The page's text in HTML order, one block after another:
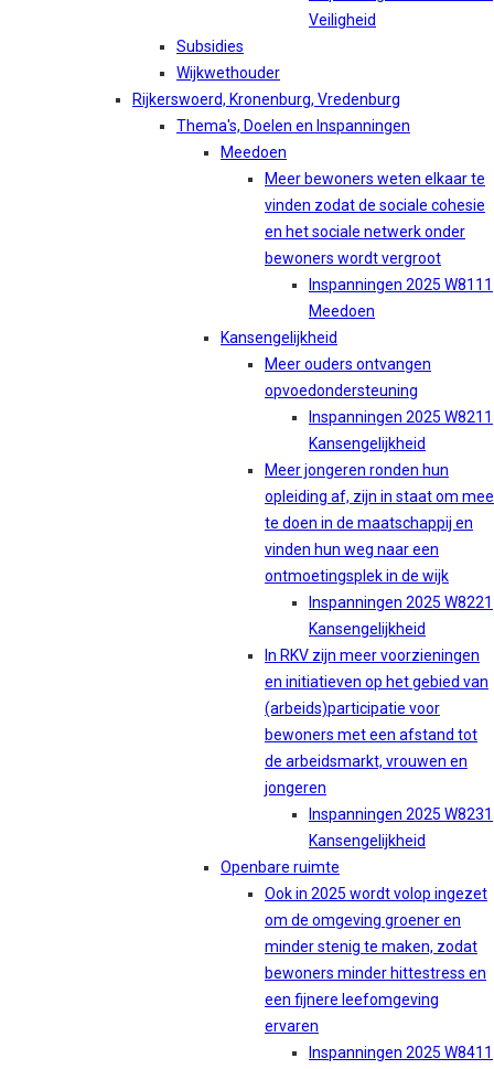
Veiligheid
Subsidies
Wijkwethouder
Rijkerswoerd, Kronenburg, Vredenburg
Thema's, Doelen en Inspanningen
Meedoen
Meer bewoners weten elkaar te
vinden zodat de sociale cohesie
en het sociale netwerk onder
bewoners wordt vergroot
Inspanningen 2025 W8111
Meedoen
Kansengelijkheid
Meer ouders ontvangen
opvoedondersteuning
Inspanningen 2025 W8211
Kansengelijkheid
Meer jongeren ronden hun
opleiding af, zijn in staat om mee
te doen in de maatschappij en
vinden hun weg naar een
ontmoetingsplek in de wijk
Inspanningen 2025 W8221
Kansengelijkheid
In RKV zijn meer voorzieningen
en initiatieven op het gebied van
(arbeids)participatie voor
bewoners met een afstand tot
de arbeidsmarkt, vrouwen en
jongeren
Inspanningen 2025 W8231
Kansengelijkheid
Openbare ruimte
Ook in 2025 wordt volop ingezet
om de omgeving groener en
minder stenig te maken, zodat
bewoners minder hittestress en
een fijnere leefomgeving
ervaren
Inspanningen 2025 W8411